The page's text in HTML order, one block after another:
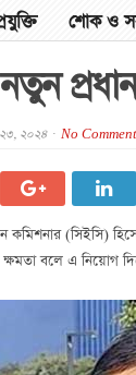
শোক ও
2024 No Comment
কমিশনার (সিইসি)
ক্ষমতা বলে এ নিয়োগ